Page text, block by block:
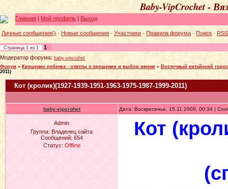
Baby-VipCrochet -
Главная | Мой профиль | Выход
Личные сообщения() · Новые сообщения · Участники · Правила форума · Поиск · RSS
Страница 1 из 1
1
Модератор форума: baby-vipcrohet
Форум » Крещение ребенка - ответы о крещении и выбор имени » Восточный китайский
2011)
Кот (кролик)(1927-1939-1951-1963-1975-1987-1999-2011)
baby-vipcrohet Дата: Воскресенье, 15.11.2009, 00:34 |
Admin
Группа: Владелец сайта
Сообщений: 654
Статус: Offline
Кот